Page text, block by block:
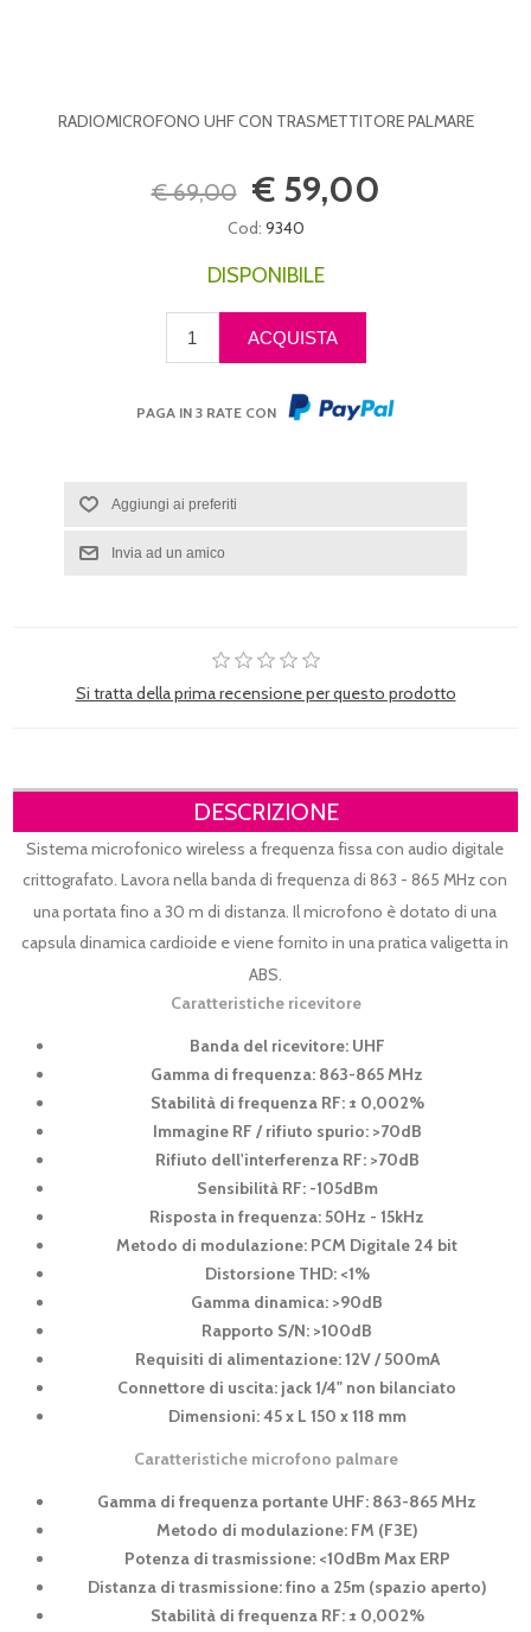
RADIOMICROFONO UHF CON TRASMETTITORE PALMARE
€ 69,00 € 59,00
Cod: 9340
DISPONIBILE
PAGA IN 3 RATE CON
Si tratta della prima recensione per questo prodotto
DESCRIZIONE
Sistema microfonico wireless a frequenza fissa con audio digitale
crittografato. Lavora nella banda di frequenza di 863 - 865 MHz con
una portata fino a 30 m di distanza. Il microfono è dotato di una
capsula dinamica cardioide e viene fornito in una pratica valigetta in
ABS.
Caratteristiche ricevitore
Banda del ricevitore: UHF
Gamma di frequenza: 863-865 MHz
Stabilità di frequenza RF: ± 0,002%
Immagine RF / rifiuto spurio: >70dB
Rifiuto dell'interferenza RF: >70dB
Sensibilità RF: -105dBm
Risposta in frequenza: 50Hz - 15kHz
Metodo di modulazione: PCM Digitale 24 bit
Distorsione THD: <1%
Gamma dinamica: >90dB
Rapporto S/N: >100dB
Requisiti di alimentazione: 12V / 500mA
Connettore di uscita: jack 1/4" non bilanciato
Dimensioni: 45 x L 150 x 118 mm
Caratteristiche microfono palmare
Gamma di frequenza portante UHF: 863-865 MHz
Metodo di modulazione: FM (F3E)
Potenza di trasmissione: <10dBm Max ERP
Distanza di trasmissione: fino a 25m (spazio aperto)
Stabilità di frequenza RF: ± 0,002%